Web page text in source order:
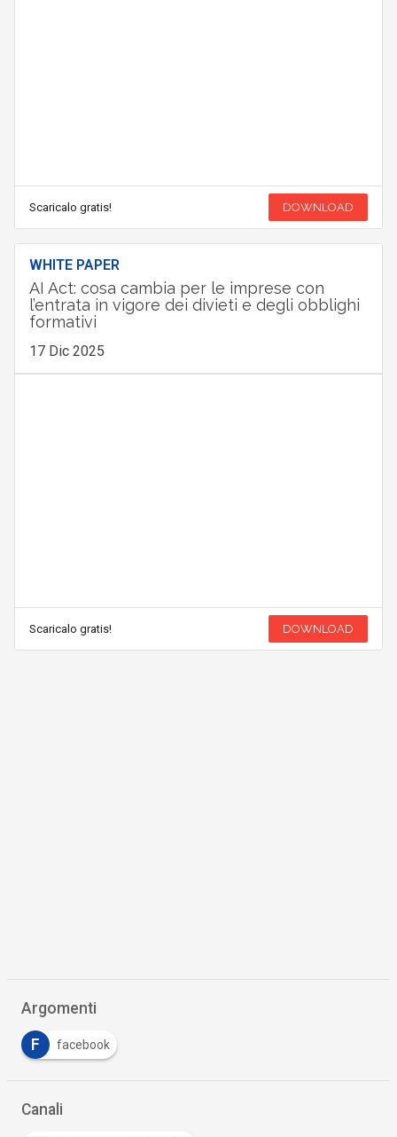
Scaricalo gratis! DOWNLOAD
WHITE PAPER
AI Act: cosa cambia per le imprese con
l’entrata in vigore dei divieti e degli obblighi
formativi
17 Dic 2025
Scaricalo gratis! DOWNLOAD
Argomenti
F facebook
Canali